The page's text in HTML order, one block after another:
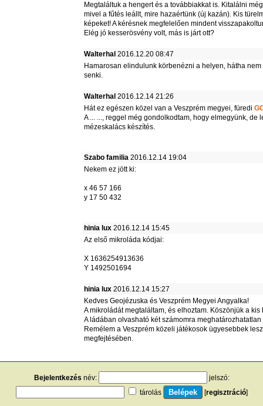
Megtaláltuk a hengert és a továbbiakkat is. Kitalálni
mivel a fűtés leállt, mire hazaértünk (új kazán). Kis
képeket! A kérésnek megfelelően mindent
Elég jó kesserösvény volt, más is járt ott?
Walterhal 2016.12.20 08:47
Hamarosan elindulunk körbenézni a helyen, hátha nem
senki.
Walterhal 2016.12.14 21:26
Hát ez egészen közel van a Veszprém megyei, füredi
A ... ..., reggel még gondolkodtam, hogy elmegyünk, de
mézeskalács készítés.
Szabo familia 2016.12.14 19:04
Nekem ez jött ki:
x 46 57 166
y 17 50 432
hinia lux 2016.12.14 15:45
Az első mikroláda kódjai:
X 1636254913636
Y 1492501694
hinia lux 2016.12.14 15:27
Kedves Geojézuska és Veszprém Megyei Angyalka!
A mikroládát megtaláltam, és elhoztam. Köszönjük a kis
A ládában olvasható két számomra meghatározhatatlan
Remélem a Veszprém közeli játékosok ügyesebbek
megfejtésében.
Bejelentkezés név:
jelszó:
tárolás
[regisztráció]